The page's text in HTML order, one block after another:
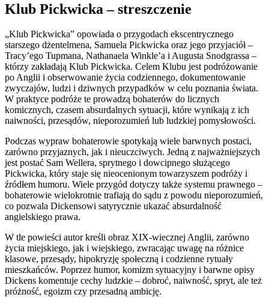
Klub Pickwicka – streszczenie
„Klub Pickwicka” opowiada o przygodach ekscentrycznego
starszego dżentelmena, Samuela Pickwicka oraz jego przyjaciół –
Tracy’ego Tupmana, Nathanaela Winkle’a i Augusta Snodgrassa –
którzy zakładają Klub Pickwicka. Celem Klubu jest podróżowanie
po Anglii i obserwowanie życia codziennego, dokumentowanie
zwyczajów, ludzi i dziwnych przypadków w celu poznania świata.
W praktyce podróże te prowadzą bohaterów do licznych
komicznych, czasem absurdalnych sytuacji, które wynikają z ich
naiwności, przesądów, nieporozumień lub ludzkiej pomysłowości.
Podczas wypraw bohaterowie spotykają wiele barwnych postaci,
zarówno przyjaznych, jak i nieuczciwych. Jedną z najważniejszych
jest postać Sam Wellera, sprytnego i dowcipnego służącego
Pickwicka, który staje się nieocenionym towarzyszem podróży i
źródłem humoru. Wiele przygód dotyczy także systemu prawnego –
bohaterowie wielokrotnie trafiają do sądu z powodu nieporozumień,
co pozwala Dickensowi satyrycznie ukazać absurdalność
angielskiego prawa.
W tle powieści autor kreśli obraz XIX-wiecznej Anglii, zarówno
życia miejskiego, jak i wiejskiego, zwracając uwagę na różnice
klasowe, przesądy, hipokryzję społeczną i codzienne rytuały
mieszkańców. Poprzez humor, komizm sytuacyjny i barwne opisy
Dickens komentuje cechy ludzkie – dobroć, naiwność, spryt, ale też
próżność, egoizm czy przesadną ambicję.